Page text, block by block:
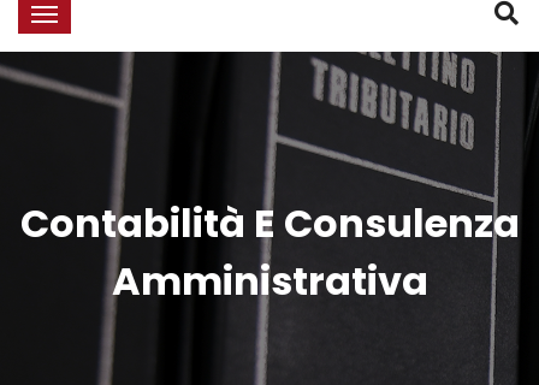
Contabilità E Consulenza
Amministrativa